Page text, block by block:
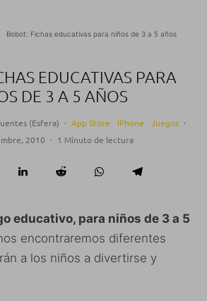
Bobot: Fichas educativas para niños de 3 a 5 años
EDUCATIVAS PARA
DE 3 A 5 AÑOS
(Esfera) · App Store iPhone Juegos ·
2010 · 1 Minuto de lectura
educativo, para niños de 3 a 5
encontraremos diferentes
a los niños a divertirse y